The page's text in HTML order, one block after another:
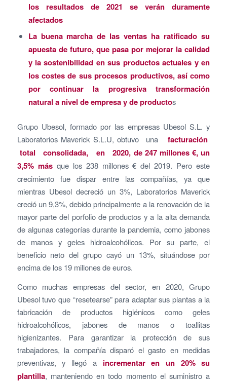
los resultados de 2021 se verán duramente
afectados
La buena marcha de las ventas ha ratificado su
apuesta de futuro, que pasa por mejorar la calidad
y la sostenibilidad en sus productos actuales y en
los costes de sus procesos productivos, así como
por continuar la progresiva transformación
natural a nivel de empresa y de productos
Grupo Ubesol, formado por las empresas Ubesol S.L. y
Laboratorios Maverick S.L.U, obtuvo unafacturación
total consolidada, en 2020, de 247 millones €, un
3,5% más que los 238 millones € del 2019. Pero este
crecimiento fue dispar entre las compañías, ya que
mientras Ubesol decreció un 3%, Laboratorios Maverick
creció un 9,3%, debido principalmente a la renovación de la
mayor parte del porfolio de productos y a la alta demanda
de algunas categorías durante la pandemia, como jabones
de manos y geles hidroalcohólicos. Por su parte, el
beneficio neto del grupo cayó un 13%, situándose por
encima de los 19 millones de euros.
Como muchas empresas del sector, en 2020, Grupo
Ubesol tuvo que “resetearse” para adaptar sus plantas a la
fabricación de productos higiénicos como geles
hidroalcohólicos, jabones de manos o toallitas
higienizantes. Para garantizar la protección de sus
trabajadores, la compañía disparó el gasto en medidas
preventivas, y llegó a incrementar en un 20% su
plantilla, manteniendo en todo momento el suministro a